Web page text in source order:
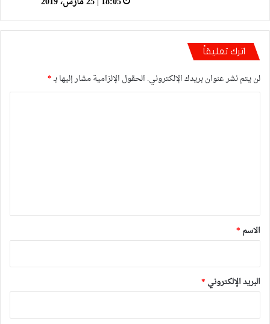
اترك تعليقاً
لن يتم نشر عنوان بريدك الإلكتروني. الحقول الإلزامية مشار إليها بـ*
*
الاسم *
البريد الإلكتروني *